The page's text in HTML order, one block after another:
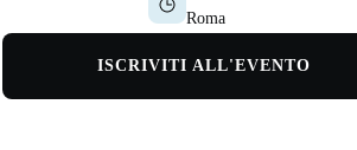
Roma
ISCRIVITI ALL'EVENTO